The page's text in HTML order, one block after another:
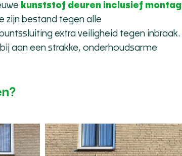
kunststof deuren inclusief
zijn bestand tegen alle
extra veiligheid tegen inbraak.
aan een strakke, onderhoudsarme